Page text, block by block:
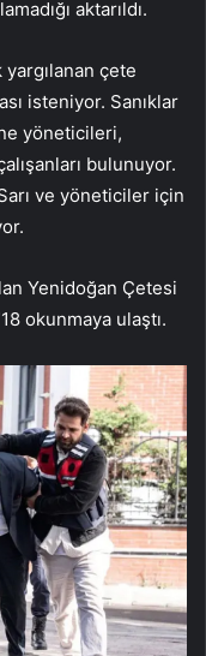
aktarıldı.
yargılanan çete
isteniyor. Sanıklar
yöneticileri,
bulunuyor.
ve yöneticiler için
Yenidoğan Çetesi
okunmaya ulaştı.